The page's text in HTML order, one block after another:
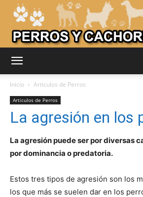
Perros
–
Inicio Articulos de Perros
Articulos de Perros
La agresión en los
La agresión puede ser por diversas
por dominancia o predatoria.
Estos tres tipos de agresión son los
los que más se suelen dar en los